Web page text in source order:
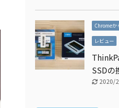
Chromeか
レビュー
SSDの
2020/